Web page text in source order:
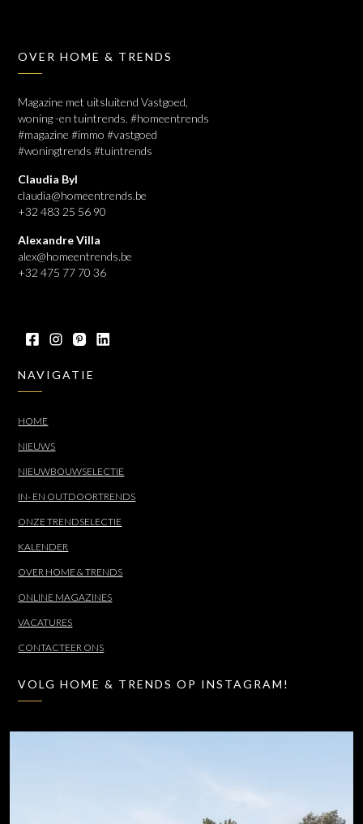
OVER HOME & TRENDS
Magazine met uitsluitend Vastgoed,
woning -en tuintrends. #homeentrends
#magazine #immo #vastgoed
#woningtrends #tuintrends
Claudia Byl
claudia@homeentrends.be
+32 483 25 56 90
Alexandre Villa
alex@homeentrends.be
+32 475 77 70 36
NAVIGATIE
HOME
NIEUWS
NIEUWBOUWSELECTIE
IN- EN OUTDOORTRENDS
ONZE TRENDSELECTIE
KALENDER
OVER HOME & TRENDS
ONLINE MAGAZINES
VACATURES
CONTACTEER ONS
VOLG HOME & TRENDS OP INSTAGRAM!